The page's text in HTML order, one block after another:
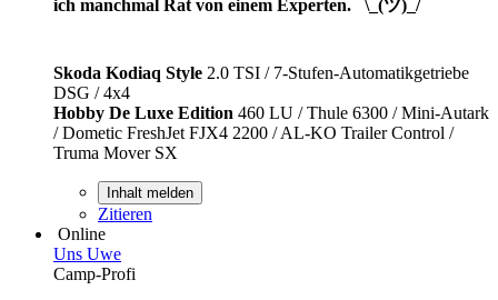
ich manchmal Rat von einem Experten. ¯\_(ツ)_/¯
Skoda Kodiaq Style 2.0 TSI / 7-Stufen-Automatikgetriebe
DSG / 4x4
Hobby De Luxe Edition 460 LU / Thule 6300 / Mini-Autark
/ Dometic FreshJet FJX4 2200 / AL-KO Trailer Control /
Truma Mover SX
Inhalt melden
Zitieren
Online
Uns Uwe
Camp-Profi